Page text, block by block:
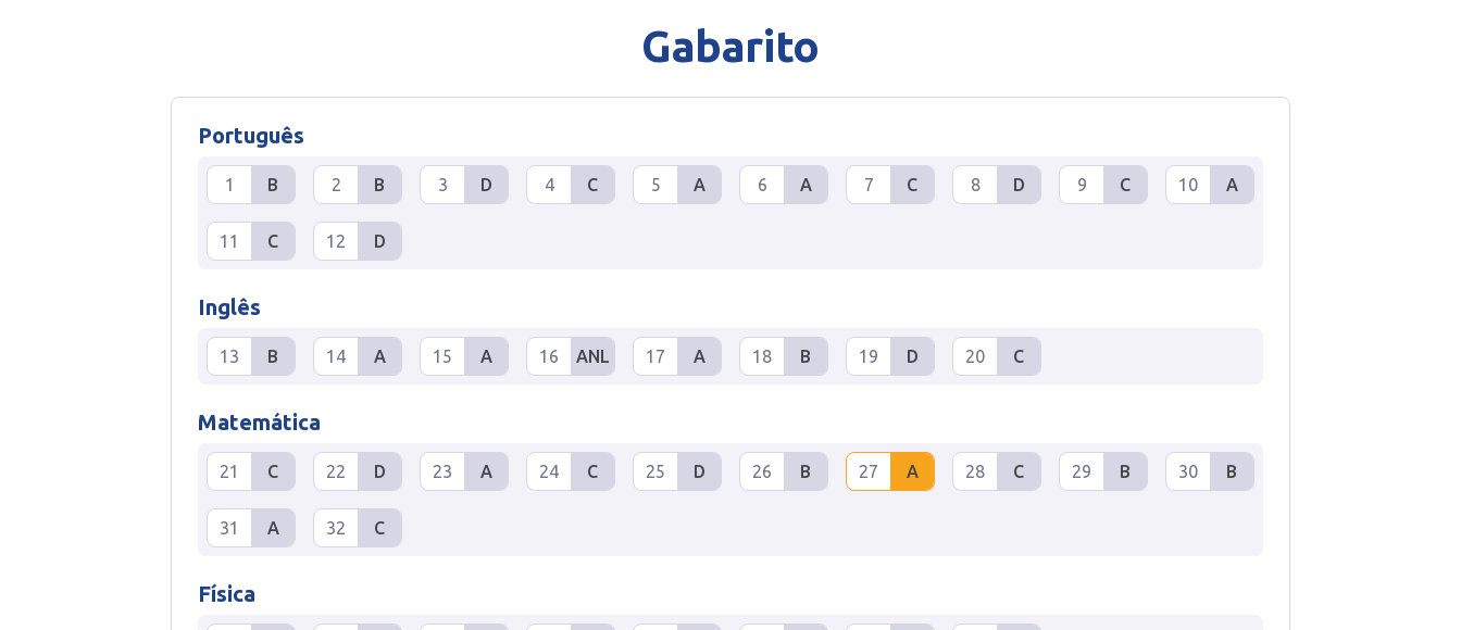
Gabarito
Português
1 B 2 B 3 D 4 C 5 A 6 A 7 C 8 D 9 C 10 A
11 C 12 D
Inglês
13 B 14 A 15 A 16 ANL 17 A 18 B 19 D 20 C
Matemática
21 C 22 D 23 A 24 C 25 D 26 B 27 A 28 C 29 B 30 B
31 A 32 C
Física